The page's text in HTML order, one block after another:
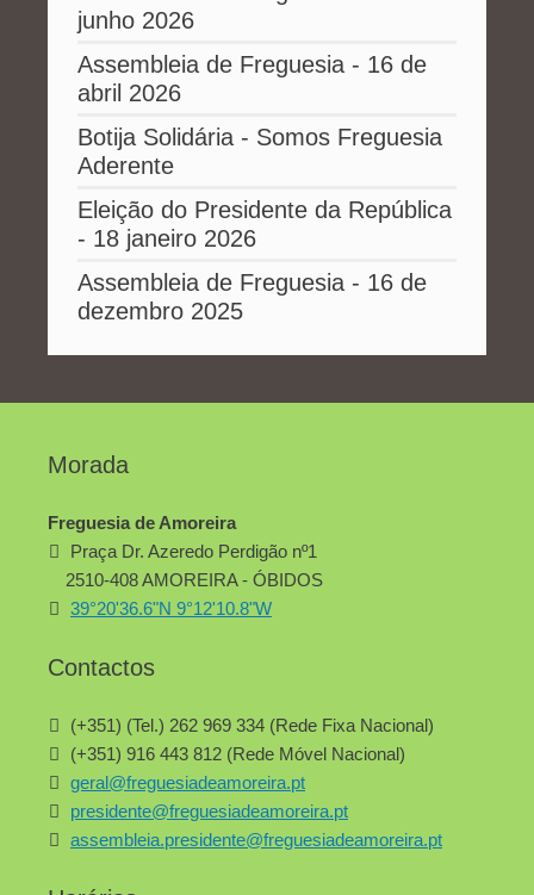
junho 2026
Assembleia de Freguesia - 16 de
abril 2026
Botija Solidária - Somos Freguesia
Aderente
Eleição do Presidente da República
- 18 janeiro 2026
Assembleia de Freguesia - 16 de
dezembro 2025
Morada
Freguesia de Amoreira
Praça Dr. Azeredo Perdigão nº1
2510-408 AMOREIRA - ÓBIDOS
39°20'36.6"N 9°12'10.8"W
Contactos
(+351) (Tel.) 262 969 334 (Rede Fixa Nacional)
(+351) 916 443 812 (Rede Móvel Nacional)
geral@freguesiadeamoreira.pt
presidente@freguesiadeamoreira.pt
assembleia.presidente@freguesiadeamoreira.pt